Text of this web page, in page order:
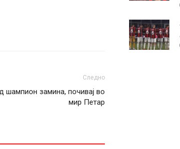
Следно
шампион замина, почивај во
мир Петар